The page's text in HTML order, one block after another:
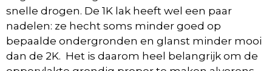
snelle drogen. De 1K lak heeft wel een paar
nadelen: ze hecht soms minder goed op
bepaalde ondergronden en glanst minder mooi
dan de 2K. Het is daarom heel belangrijk om de